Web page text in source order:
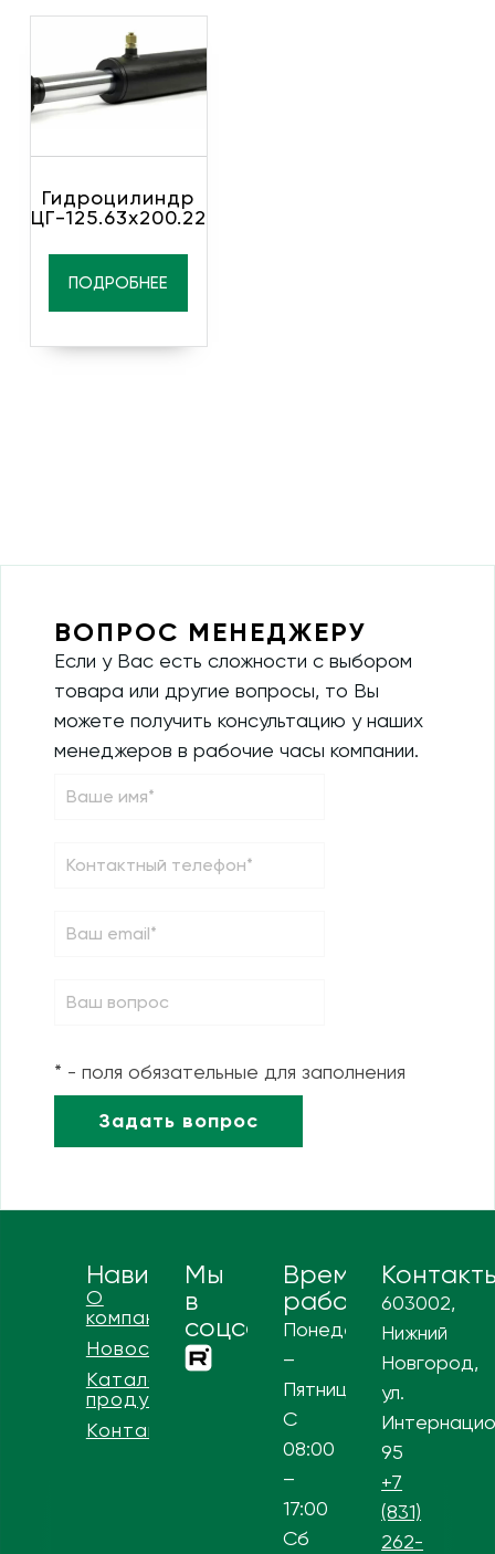
Гидроцилиндр
ЦГ-125.63х200.22
ПОДРОБНЕЕ
ВОПРОС МЕНЕДЖЕРУ
Если у Вас есть сложности с выбором
товара или другие вопросы, то Вы
можете получить консультацию у наших
менеджеров в рабочие часы компании.
* - поля обязательные для заполнения
Навигация
О
компании
Новости
Каталог
продукции
Контакты
Мы
в
соцсетях
Время
работы
Понедельник
–
Пятница
С
08:00
–
17:00
Сб
603002,
Нижний
Новгород,
ул.
95
+7
(831)
262-